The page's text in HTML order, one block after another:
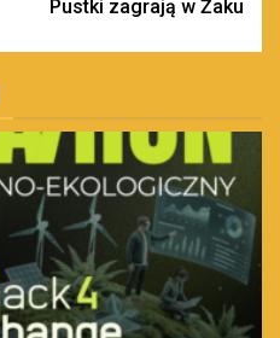
Pustki zagrają w Żaku